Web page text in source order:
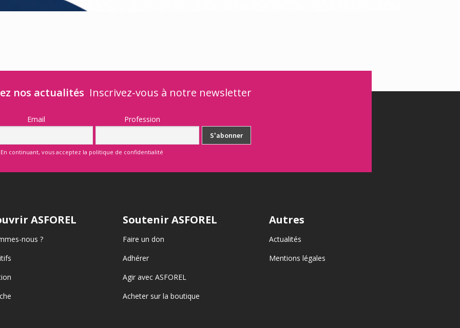
nos actualités Inscrivez-vous à notre newsletter
Email Profession
continuant, vous acceptez la politique de confidentialité
ASFOREL
nous ?
Soutenir ASFOREL
Faire un don
Adhérer
Agir avec ASFOREL
Acheter sur la boutique
Autres
Actualités
Mentions légales